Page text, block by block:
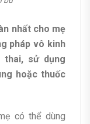
nhất cho mẹ
pháp vô kinh
sử dụng
hoặc thuốc
có thể dùng